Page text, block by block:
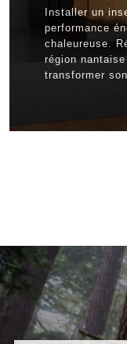
Installer un
performance
chaleureuse.
région
transformer